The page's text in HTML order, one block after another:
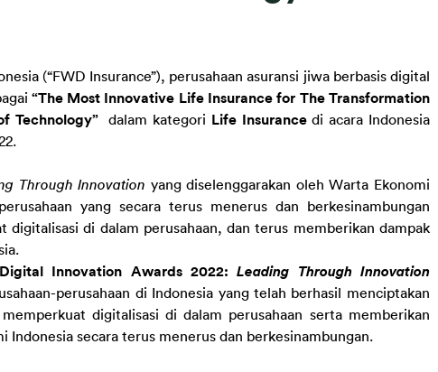
(“FWD Insurance”), perusahaan asuransi jiwa berbasis digital
“The Most Innovative Life Insurance for The Transformation
Technology” dalam kategori Life Insurance di acara Indonesia
Through Innovation yang diselenggarakan oleh Warta Ekonomi
yang secara terus menerus dan berkesinambungan
di dalam perusahaan, dan terus memberikan dampak
Digital Innovation Awards 2022: Leading Through Innovation
perusahaan di Indonesia yang telah berhasil menciptakan
digitalisasi di dalam perusahaan serta memberikan
secara terus menerus dan berkesinambungan.